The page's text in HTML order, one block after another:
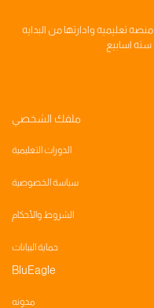
منصه تعليميه وادارتها من البدايه
سته اسابيع
ملفك الشخصي
الدورات التعليمية
سياسة الخصوصية
الشروط والأحكام
حماية البيانات
BluEagle
مدونه